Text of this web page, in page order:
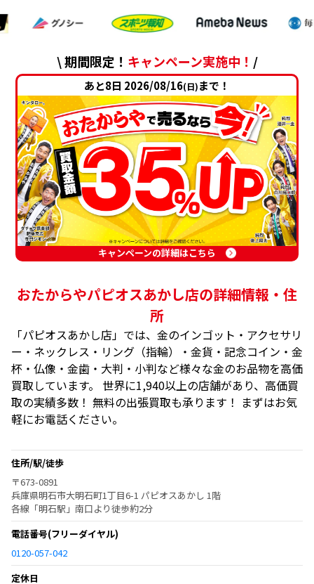
\ 期間限定！ キャンペーン実施中！ /
あと8日 2026/08/16(日)まで！
キャンペーンの詳細はこちら
おたからやパピオスあかし店の詳細情報・住
所
「パピオスあかし店」では、金のインゴット・アクセサリ
ー・ネックレス・リング（指輪）・金貨・記念コイン・金
杯・仏像・金歯・大判・小判など様々な金のお品物を高価
買取しています。 世界に1,940以上の店舗があり、高価買
取の実績多数！ 無料の出張買取も承ります！ まずはお気
軽にお電話ください。
住所/駅/徒歩
〒673-0891
兵庫県明石市大明石町1丁目6-1 パピオスあかし 1階
各線「明石駅」南口より徒歩約2分
電話番号(フリーダイヤル)
0120-057-042
定休日